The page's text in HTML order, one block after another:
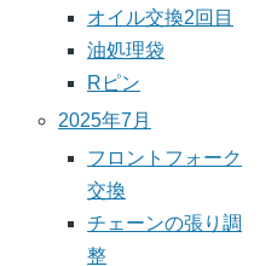
オイル交換2回目
油処理袋
Rピン
2025年7月
フロントフォーク
交換
チェーンの張り調
整